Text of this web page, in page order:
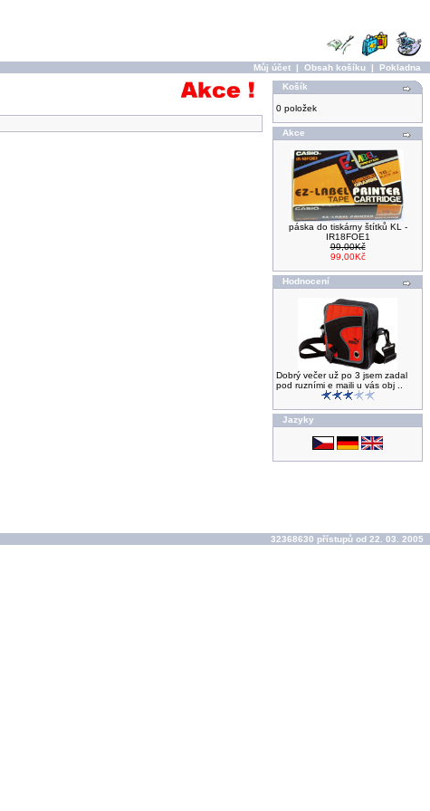
Můj účet | Obsah košíku | Pokladna
Košík
0 položek
Akce
páska do tiskárny štítků KL -
IR18FOE1
99,00Kč
99,00Kč
Hodnocení
Dobrý večer už po 3 jsem zadal
pod ruzními e maili u vás obj ..
Jazyky
32368630 přístupů od 22. 03. 2005